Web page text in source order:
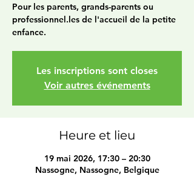
Pour les parents, grands-parents ou
professionnel.les de l'accueil de la petite
enfance.
Les inscriptions sont closes
Voir autres événements
Heure et lieu
19 mai 2026, 17:30 – 20:30
Nassogne, Nassogne, Belgique